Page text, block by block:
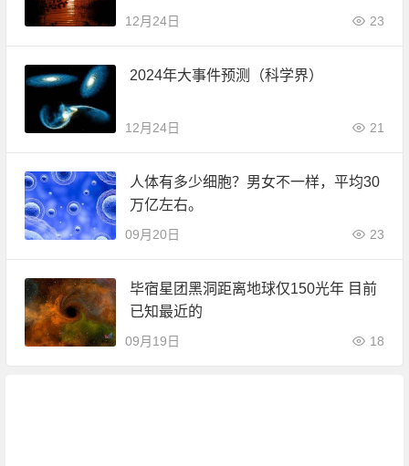
12月24日 23
2024年大事件预测（科学界）
12月24日 21
人体有多少细胞？男女不一样，平均30
万亿左右。
09月20日 23
毕宿星团黑洞距离地球仅150光年 目前
已知最近的
09月19日 18